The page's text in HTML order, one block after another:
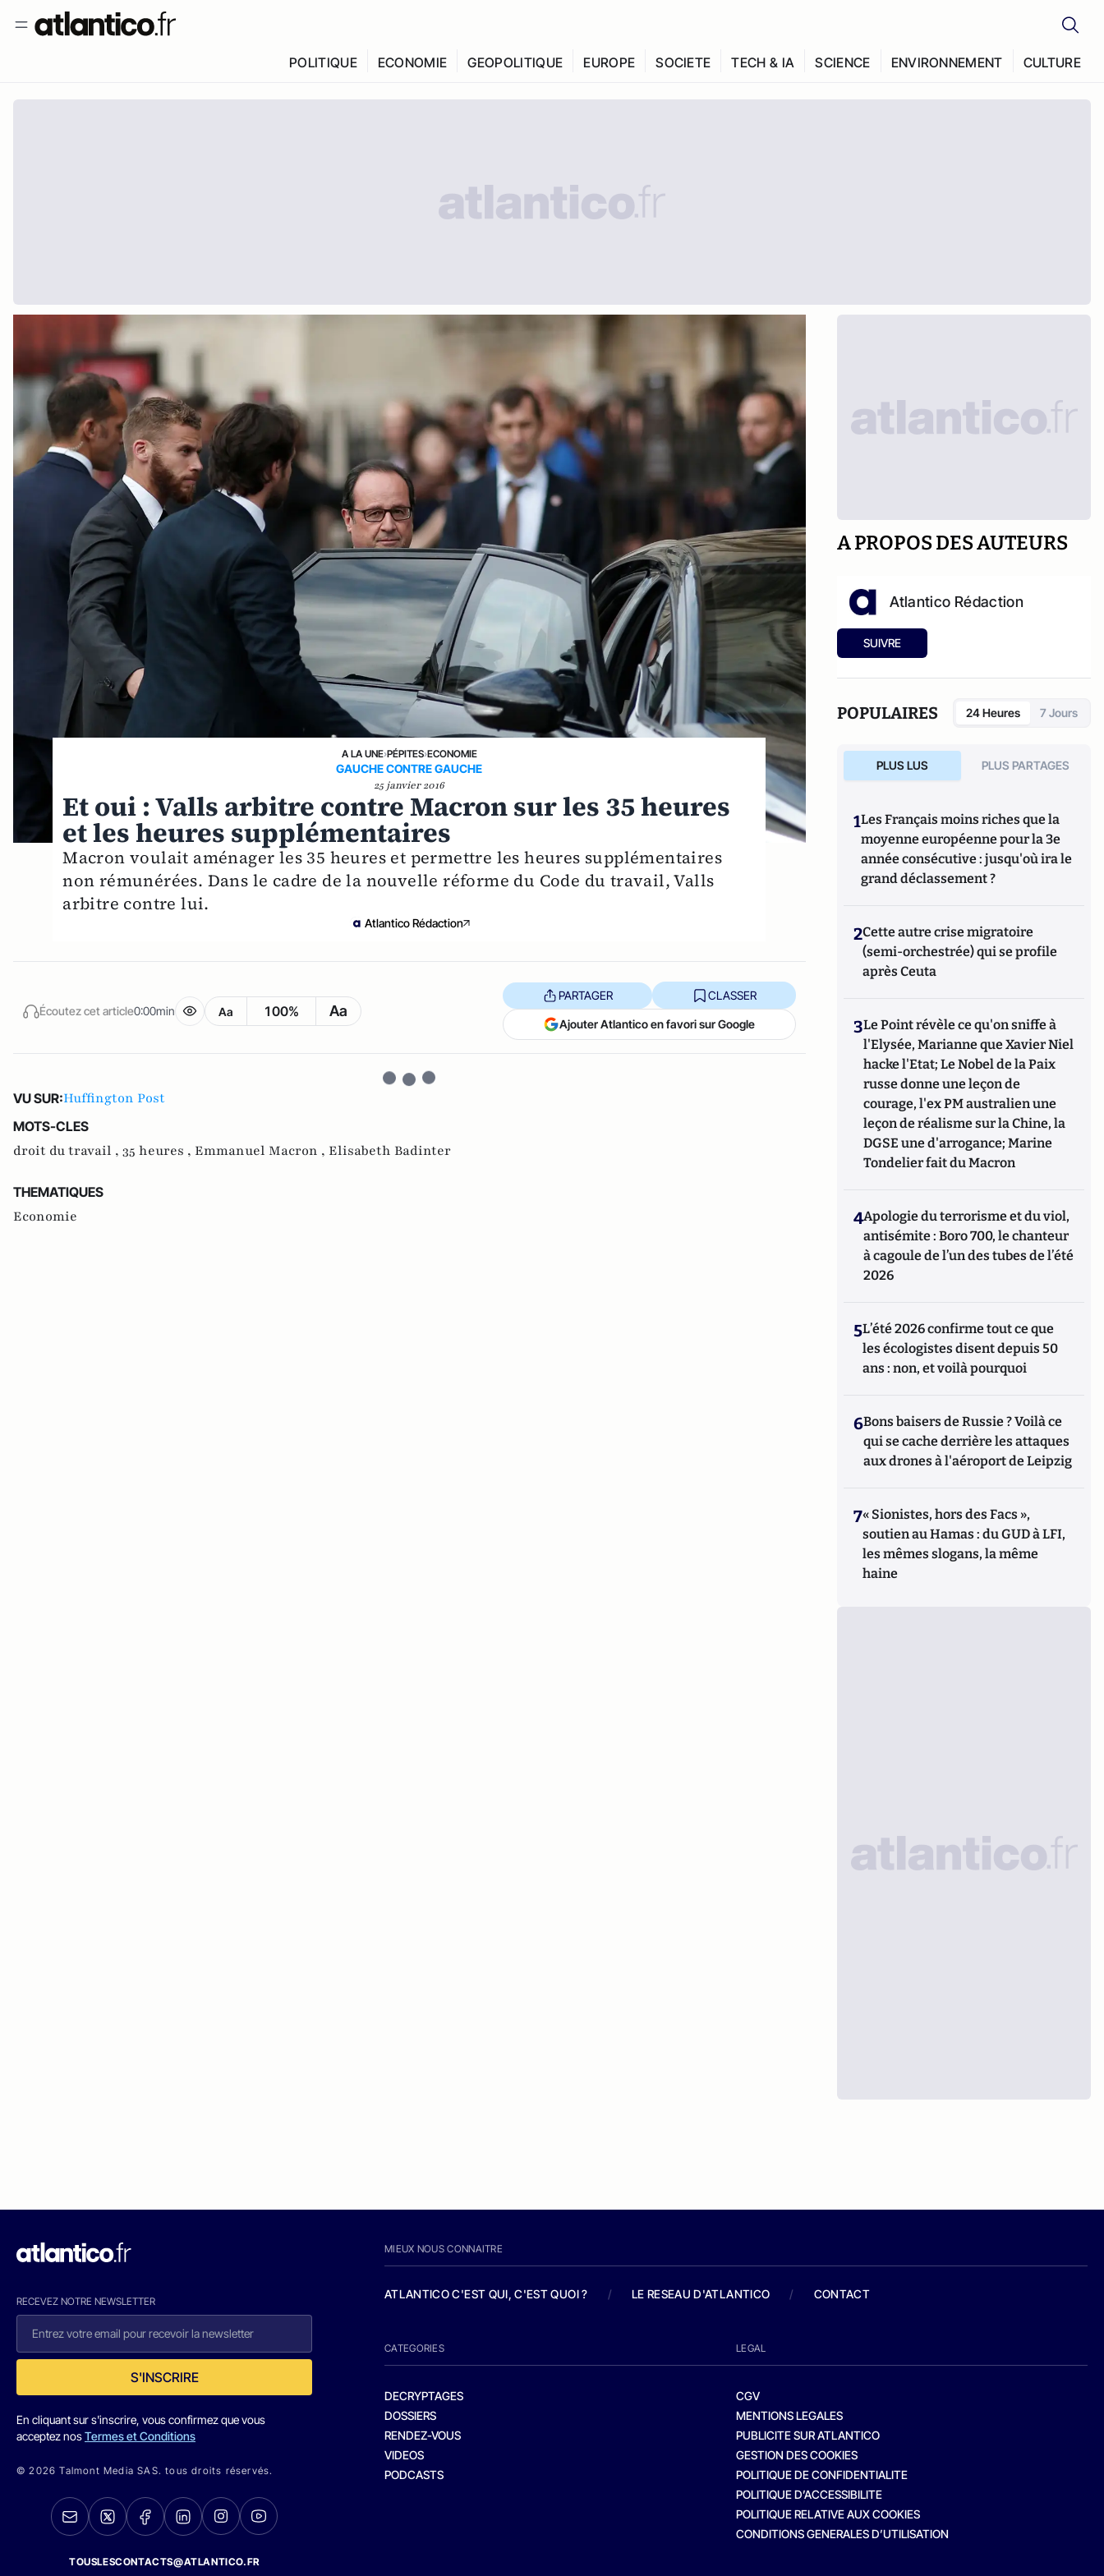
POLITIQUE ECONOMIE GEOPOLITIQUE EUROPE SOCIETE TECH & IA SCIENCE ENVIRONNEMENT CULTURE
A LA UNE›PÉPITES›ECONOMIE
GAUCHE CONTRE GAUCHE
25 janvier 2016
Et oui : Valls arbitre contre Macron sur les 35 heures
et les heures supplémentaires
Macron voulait aménager les 35 heures et permettre les heures supplémentaires
non rémunérées. Dans le cadre de la nouvelle réforme du Code du travail, Valls
arbitre contre lui.
Atlantico Rédaction
Écoutez cet article0:00min Aa 100% Aa
PARTAGER CLASSER
Ajouter Atlantico en favori sur Google
VU SUR:Huffington Post
MOTS-CLES
droit du travail , 35 heures , Emmanuel Macron , Elisabeth Badinter
THEMATIQUES
Economie
A PROPOS DES AUTEURS
Atlantico Rédaction
SUIVRE
POPULAIRES 24 Heures 7 Jours
PLUS LUS PLUS PARTAGES
1Les Français moins riches que la
moyenne européenne pour la 3e
année consécutive : jusqu'où ira le
grand déclassement ?
2Cette autre crise migratoire
(semi-orchestrée) qui se profile
après Ceuta
3Le Point révèle ce qu'on sniffe à
l'Elysée, Marianne que Xavier Niel
hacke l'Etat; Le Nobel de la Paix
russe donne une leçon de
courage, l'ex PM australien une
leçon de réalisme sur la Chine, la
DGSE une d'arrogance; Marine
Tondelier fait du Macron
4Apologie du terrorisme et du viol,
antisémite : Boro 700, le chanteur
à cagoule de l’un des tubes de l’été
2026
5L’été 2026 confirme tout ce que
les écologistes disent depuis 50
ans : non, et voilà pourquoi
6Bons baisers de Russie ? Voilà ce
qui se cache derrière les attaques
aux drones à l'aéroport de Leipzig
7« Sionistes, hors des Facs »,
soutien au Hamas : du GUD à LFI,
les mêmes slogans, la même
haine
RECEVEZ NOTRE NEWSLETTER
S'INSCRIRE
En cliquant sur s'inscrire, vous confirmez que vous
acceptez nosTermes et Conditions
© 2026 Talmont Media SAS. tous droits réservés.
TOUSLESCONTACTS@ATLANTICO.FR
MIEUX NOUS CONNAITRE
ATLANTICO C'EST QUI, C'EST QUOI ? / LE RESEAU D'ATLANTICO / CONTACT
CATEGORIES
DECRYPTAGES
DOSSIERS
RENDEZ-VOUS
VIDEOS
PODCASTS
LEGAL
CGV
MENTIONS LEGALES
PUBLICITE SUR ATLANTICO
GESTION DES COOKIES
POLITIQUE DE CONFIDENTIALITE
POLITIQUE D’ACCESSIBILITE
POLITIQUE RELATIVE AUX COOKIES
CONDITIONS GENERALES D’UTILISATION